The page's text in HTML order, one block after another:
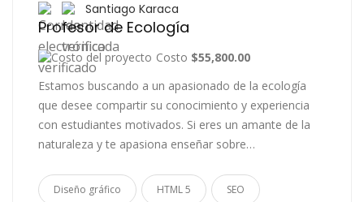
Santiago Karaca
Profesor de Ecología
Costo $55,800.00
Estamos buscando a un apasionado de la ecología
que desee compartir su conocimiento y experiencia
con estudiantes motivados. Si eres un amante de la
naturaleza y te apasiona enseñar sobre…
Diseño gráfico HTML 5 SEO